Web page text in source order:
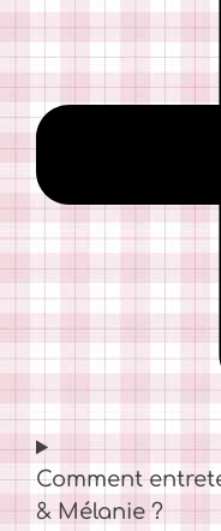
Comment
& Mélanie ?